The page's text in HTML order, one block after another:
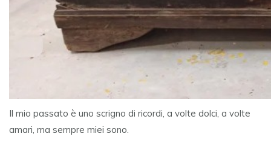
Il mio passato è uno scrigno di ricordi, a volte dolci, a volte
amari, ma sempre miei sono.